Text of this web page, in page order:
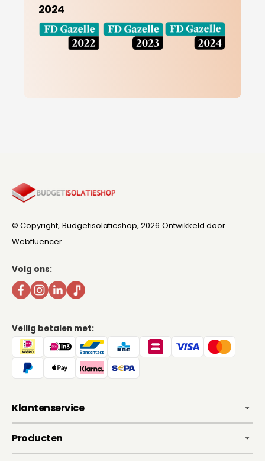
2024
© Copyright, Budgetisolatieshop, 2026 Ontwikkeld door
Webfluencer
Volg ons:
Veilig betalen met:
Klantenservice
Producten